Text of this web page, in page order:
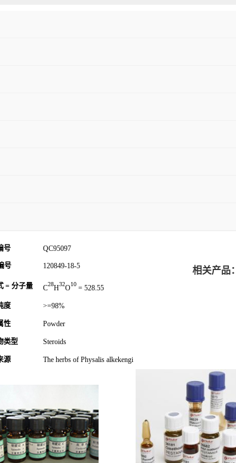
号 QC95097
号 120849-18-5
= 分子量 C28H32O10 = 528.55
度 >=98%
性 Powder
类型 Steroids
源 The herbs of Physalis alkekengi
相关产品：